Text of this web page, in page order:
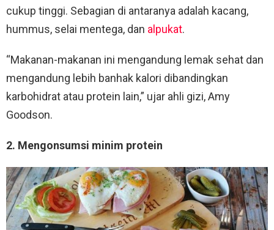
cukup tinggi. Sebagian di antaranya adalah kacang,
hummus, selai mentega, dan alpukat.
“Makanan-makanan ini mengandung lemak sehat dan
mengandung lebih banhak kalori dibandingkan
karbohidrat atau protein lain,” ujar ahli gizi, Amy
Goodson.
2. Mengonsumsi minim protein